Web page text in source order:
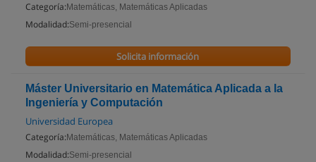
Categoría: Matemáticas, Matemáticas Aplicadas
Modalidad:Semi-presencial
Solicita información
Máster Universitario en Matemática Aplicada a la
Ingeniería y Computación
Universidad Europea
Categoría: Matemáticas, Matemáticas Aplicadas
Modalidad:Semi-presencial